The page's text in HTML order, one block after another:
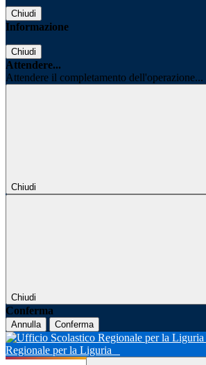
Chiudi
Informazione
Chiudi
Attendere...
Attendere il completamento dell'operazione...
Chiudi
Chiudi
Conferma
Annulla Conferma
Regionale per la Liguria